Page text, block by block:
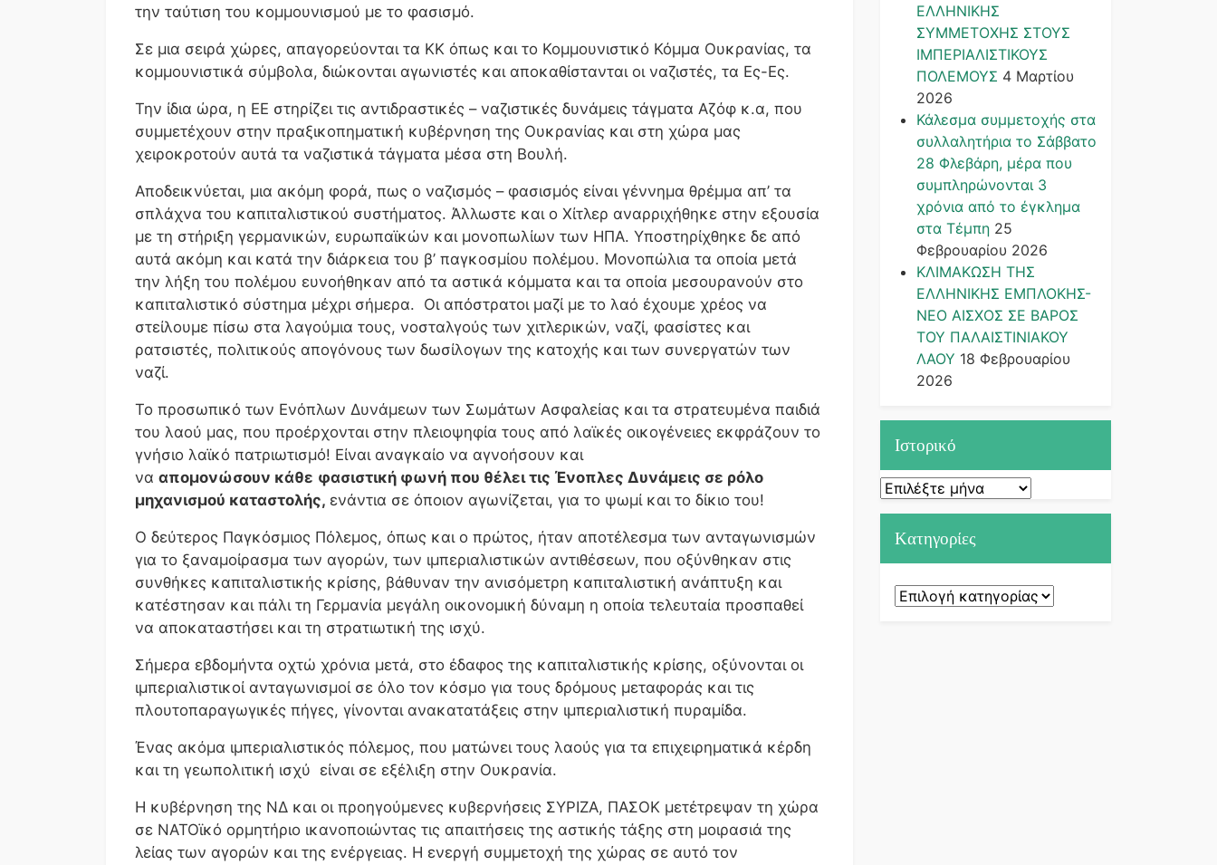
την ταύτιση του κομμουνισμού με το φασισμό.
Σε μια σειρά χώρες, απαγορεύονται τα ΚΚ όπως και το Κομμουνιστικό Κόμμα Ουκρανίας, τα
κομμουνιστικά σύμβολα, διώκονται αγωνιστές και αποκαθίστανται οι ναζιστές, τα Ες-Ες.
Την ίδια ώρα, η ΕΕ στηρίζει τις αντιδραστικές – ναζιστικές δυνάμεις τάγματα Αζόφ κ.α, που
συμμετέχουν στην πραξικοπηματική κυβέρνηση της Ουκρανίας και στη χώρα μας
χειροκροτούν αυτά τα ναζιστικά τάγματα μέσα στη Βουλή.
Αποδεικνύεται, μια ακόμη φορά, πως ο ναζισμός – φασισμός είναι γέννημα θρέμμα απ’ τα
σπλάχνα του καπιταλιστικού συστήματος. Άλλωστε και ο Χίτλερ αναρριχήθηκε στην εξουσία
με τη στήριξη γερμανικών, ευρωπαϊκών και μονοπωλίων των ΗΠΑ. Υποστηρίχθηκε δε από
αυτά ακόμη και κατά την διάρκεια του β’ παγκοσμίου πολέμου. Μονοπώλια τα οποία μετά
την λήξη του πολέμου ευνοήθηκαν από τα αστικά κόμματα και τα οποία μεσουρανούν στο
καπιταλιστικό σύστημα μέχρι σήμερα. Οι απόστρατοι μαζί με το λαό έχουμε χρέος να
στείλουμε πίσω στα λαγούμια τους, νοσταλγούς των χιτλερικών, ναζί, φασίστες και
ρατσιστές, πολιτικούς απογόνους των δωσίλογων της κατοχής και των συνεργατών των
ναζί.
Το προσωπικό των Ενόπλων Δυνάμεων των Σωμάτων Ασφαλείας και τα στρατευμένα παιδιά
του λαού μας, που προέρχονται στην πλειοψηφία τους από λαϊκές οικογένειες εκφράζουν το
γνήσιο λαϊκό πατριωτισμό! Είναι αναγκαίο να αγνοήσουν και
να απομονώσουν κάθε φασιστική φωνή που θέλει τις Ένοπλες Δυνάμεις σε ρόλο
μηχανισμού καταστολής, ενάντια σε όποιον αγωνίζεται, για το ψωμί και το δίκιο του!
Ο δεύτερος Παγκόσμιος Πόλεμος, όπως και ο πρώτος, ήταν αποτέλεσμα των ανταγωνισμών
για το ξαναμοίρασμα των αγορών, των ιμπεριαλιστικών αντιθέσεων, που οξύνθηκαν στις
συνθήκες καπιταλιστικής κρίσης, βάθυναν την ανισόμετρη καπιταλιστική ανάπτυξη και
κατέστησαν και πάλι τη Γερμανία μεγάλη οικονομική δύναμη η οποία τελευταία προσπαθεί
να αποκαταστήσει και τη στρατιωτική της ισχύ.
Σήμερα εβδομήντα οχτώ χρόνια μετά, στο έδαφος της καπιταλιστικής κρίσης, οξύνονται οι
ιμπεριαλιστικοί ανταγωνισμοί σε όλο τον κόσμο για τους δρόμους μεταφοράς και τις
πλουτοπαραγωγικές πήγες, γίνονται ανακατατάξεις στην ιμπεριαλιστική πυραμίδα.
Ένας ακόμα ιμπεριαλιστικός πόλεμος, που ματώνει τους λαούς για τα επιχειρηματικά κέρδη
και τη γεωπολιτική ισχύ είναι σε εξέλιξη στην Ουκρανία.
Η κυβέρνηση της ΝΔ και οι προηγούμενες κυβερνήσεις ΣΥΡΙΖΑ, ΠΑΣΟΚ μετέτρεψαν τη χώρα
σε ΝΑΤΟϊκό ορμητήριο ικανοποιώντας τις απαιτήσεις της αστικής τάξης στη μοιρασιά της
λείας των αγορών και της ενέργειας. Η ενεργή συμμετοχή της χώρας σε αυτό τον
ΕΛΛΗΝΙΚΗΣ
ΣΥΜΜΕΤΟΧΗΣ ΣΤΟΥΣ
ΙΜΠΕΡΙΑΛΙΣΤΙΚΟΥΣ
ΠΟΛΕΜΟΥΣ 4 Μαρτίου
2026
Κάλεσμα συμμετοχής στα
συλλαλητήρια το Σάββατο
28 Φλεβάρη, μέρα που
συμπληρώνονται 3
χρόνια από το έγκλημα
στα Τέμπη 25
Φεβρουαρίου 2026
ΚΛΙΜΑΚΩΣΗ ΤΗΣ
ΕΛΛΗΝΙΚΗΣ ΕΜΠΛΟΚΗΣ-
ΝΕΟ ΑΙΣΧΟΣ ΣΕ ΒΑΡΟΣ
ΤΟΥ ΠΑΛΑΙΣΤΙΝΙΑΚΟΥ
ΛΑΟΥ 18 Φεβρουαρίου
2026
Ιστορικό
Ιστορικό
Kατηγορίες
Kατηγορίες